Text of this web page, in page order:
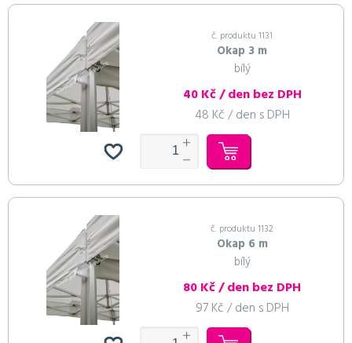
č. produktu 1131
Okap 3 m
bílý
40 Kč / den bez DPH
48 Kč / den s DPH
č. produktu 1132
Okap 6 m
bílý
80 Kč / den bez DPH
97 Kč / den s DPH